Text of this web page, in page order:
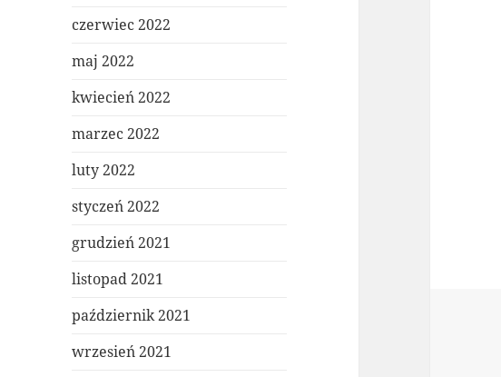
czerwiec 2022
maj 2022
kwiecień 2022
marzec 2022
luty 2022
styczeń 2022
grudzień 2021
listopad 2021
październik 2021
wrzesień 2021